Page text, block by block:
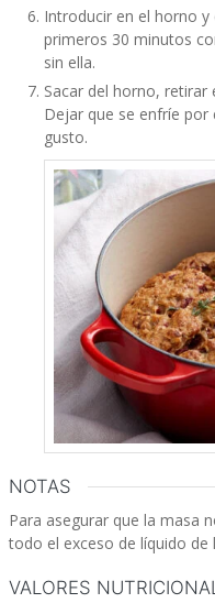
Introducir en el horno
primeros 30 minutos
sin ella.
Sacar del horno, retirar
Dejar que se enfríe
gusto.
NOTAS
Para asegurar que la masa
todo el exceso de líquido de
VALORES